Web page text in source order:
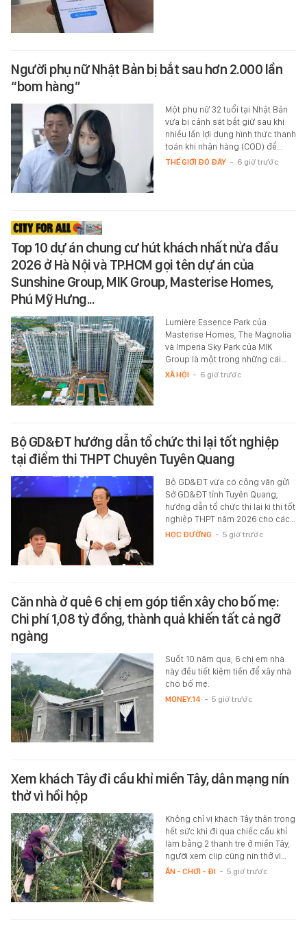
Người phụ nữ Nhật Bản bị bắt sau hơn 2.000 lần
“bom hàng”
Một phụ nữ 32 tuổi tại Nhật Bản
vừa bị cảnh sát bắt giữ sau khi
nhiều lần lợi dụng hình thức thanh
toán khi nhận hàng (COD) để…
THẾ GIỚI ĐÓ ĐÂY - 6 giờ trước
Top 10 dự án chung cư hút khách nhất nửa đầu
2026 ở Hà Nội và TP.HCM gọi tên dự án của
Sunshine Group, MIK Group, Masterise Homes,
Phú Mỹ Hưng...
Lumière Essence Park của
Masterise Homes, The Magnolia
và Imperia Sky Park của MIK
Group là một trong những cái…
XÃ HỘI - 6 giờ trước
Bộ GD&ĐT hướng dẫn tổ chức thi lại tốt nghiệp
tại điểm thi THPT Chuyên Tuyên Quang
Bộ GD&ĐT vừa có công văn gửi
Sở GD&ĐT tỉnh Tuyên Quang,
hướng dẫn tổ chức thi lại kì thi tốt
nghiệp THPT năm 2026 cho các…
HỌC ĐƯỜNG - 5 giờ trước
Căn nhà ở quê 6 chị em góp tiền xây cho bố mẹ:
Chi phí 1,08 tỷ đồng, thành quả khiến tất cả ngỡ
ngàng
Suốt 10 năm qua, 6 chị em nhà
này đều tiết kiệm tiền để xây nhà
cho bố mẹ.
MONEY.14 - 5 giờ trước
Xem khách Tây đi cầu khỉ miền Tây, dân mạng nín
thở vì hồi hộp
Không chỉ vị khách Tây thận trọng
hết sức khi đi qua chiếc cầu khỉ
làm bằng 2 thanh tre ở miền Tây,
người xem clip cũng nín thở vì…
ĂN - CHƠI - ĐI - 5 giờ trước